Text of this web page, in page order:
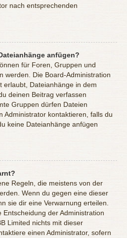
nach entsprechenden
anfügen?
für Foren, Gruppen und
werden. Die Board-Administration
erlaubt, Dateianhänge in dem
deinen Beitrag verfassen
Gruppen dürfen Dateien
Administrator kontaktieren, falls du
keine Dateianhänge anfügen
Regeln, die meistens von der
Wenn du gegen eine dieser
sie dir eine Verwarnung erteilen.
Entscheidung der Administration
Limited nichts mit dieser
einen Administrator, sofern